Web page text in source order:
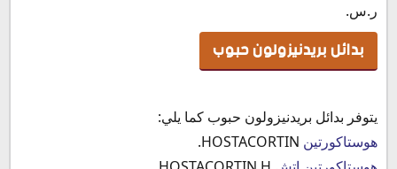
ر.س.‏
بدائل بريدنيزولون حبوب
يتوفر بدائل بريدنيزولون حبوب كما يلي:
هوستاكورتين